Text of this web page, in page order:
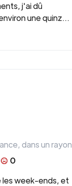
j'ai dû
une quinz...
, dans un
0
les week-ends, et